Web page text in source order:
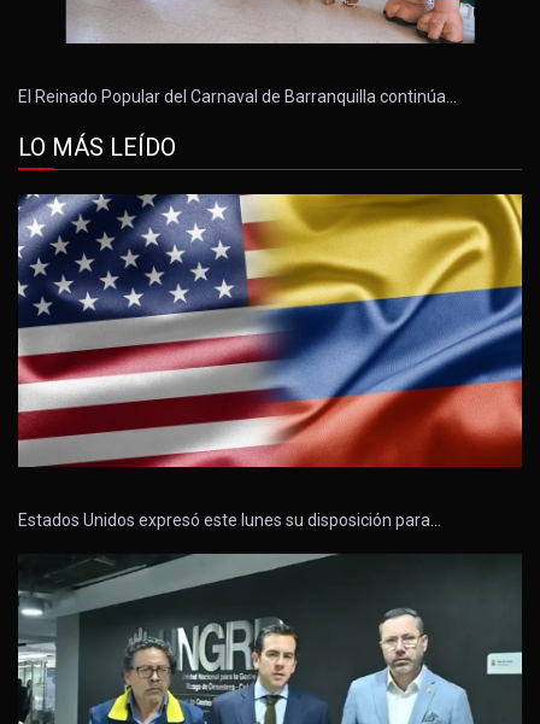
El Reinado Popular del Carnaval de Barranquilla continúa…
LO MÁS LEÍDO
Estados Unidos expresó este lunes su disposición para…